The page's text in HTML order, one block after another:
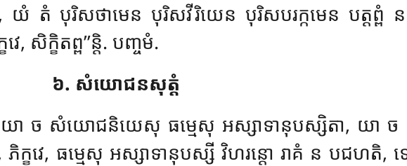
បុរិសថាមេន បុរិសវីរិយេន បុរិសបរក្កមេន បត្តព្ពំ
សិក្ខិតព្ព’’ន្តិ. បញ្ចមំ.
៦. សំយោជនសុត្តំ
ទ្វេ? យា ច សំយោជនិយេសុ ធម្មេសុ អស្សាទានុបស្សិតា,
វេ, ធម្មេសុ អស្សាទានុបស្សី វិហរន្តោ រាគំ ន បជហតិ,